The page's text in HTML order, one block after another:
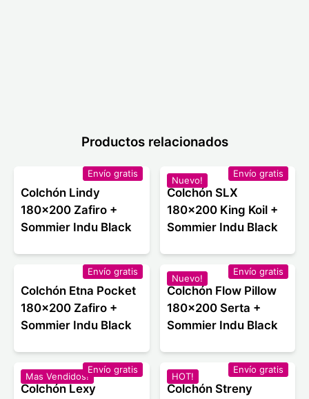
Productos relacionados
Envío gratis
Colchón Lindy
180x200 Zafiro +
Sommier Indu Black
Nuevo!
Envío gratis
Colchón SLX
180x200 King Koil +
Sommier Indu Black
Envío gratis
Colchón Etna Pocket
180x200 Zafiro +
Sommier Indu Black
Nuevo!
Envío gratis
Colchón Flow Pillow
180x200 Serta +
Sommier Indu Black
Mas Vendidos!
Envío gratis
Colchón Lexy
HOT!
Envío gratis
Colchón Streny